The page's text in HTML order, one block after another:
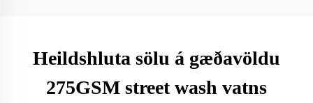
Heildshluta sölu á gæðavöldu
275GSM street wash vatns